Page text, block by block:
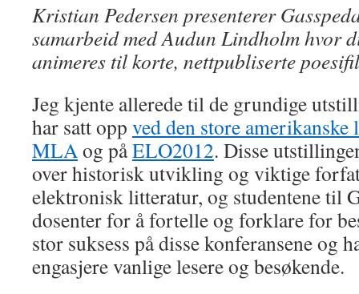
Kristian Pedersen presenterer
samarbeid med Audun Lindholm hvor
animeres til korte, nettpubliserte
Jeg kjente allerede til de grundige
har satt opp ved den store
MLAog påELO2012. Disse
over historisk utvikling og viktige
elektronisk litteratur, og studentene til
dosenter for å fortelle og forklare for
stor suksess på disse konferansene og
engasjere vanlige lesere og besøkende.